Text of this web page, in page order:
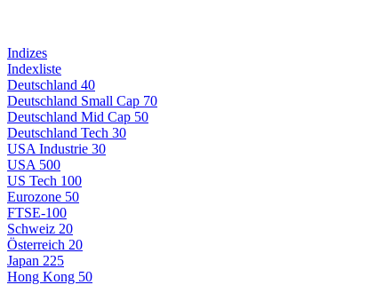
Indizes
Indexliste
Deutschland 40
Deutschland Small Cap 70
Deutschland Mid Cap 50
Deutschland Tech 30
USA Industrie 30
USA 500
US Tech 100
Eurozone 50
FTSE-100
Schweiz 20
Österreich 20
Japan 225
Hong Kong 50